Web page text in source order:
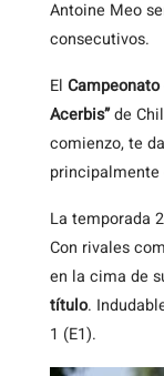
Antoine Meo
consecutivos.
El
Acerbis”de
comienzo, te
principalmente
La temporada
Con rivales
en la cima de
título.
1 (E1).